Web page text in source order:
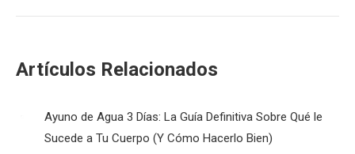
Artículos Relacionados
Ayuno de Agua 3 Días: La Guía Definitiva Sobre Qué le
Sucede a Tu Cuerpo (Y Cómo Hacerlo Bien)